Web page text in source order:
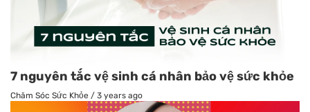
7 nguyên tắc vệ sinh cá nhân bảo vệ sức khỏe
Chăm Sóc Sức Khỏe / 3 years ago